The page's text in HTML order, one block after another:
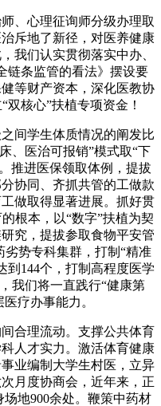
心理征询师分级办理取
斥地了新径，对医养健康
我们认实贯彻落实中办、
链条监管的看法》摆设要
等财产资本，深化医教协
核心”扶植专项资金！
间学生体质情况的阐发比
、医治可报销”模式取“下
推进医保领取体例，提拔
协同、齐抓共管的工做款
做取得显著进展。抓好贯
根本，以“数字”扶植为契
究，提拔参取食物平安管
势专科集群，打制“精准
到144个，打制高程度医学
我们将一直践行“健康第
疗办事能力。
合理流动。支撑公共体育
人才实力。激活体育健康
业编制大学生村医，立异
月度协商会，近年来，正
地900余处。鞭策中药材